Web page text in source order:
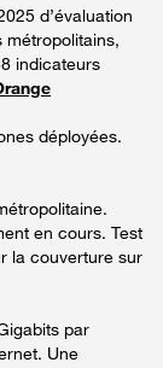
d’évaluation
métropolitains,
indicateurs
déployées.
en cours. Test
la couverture sur
par
Une